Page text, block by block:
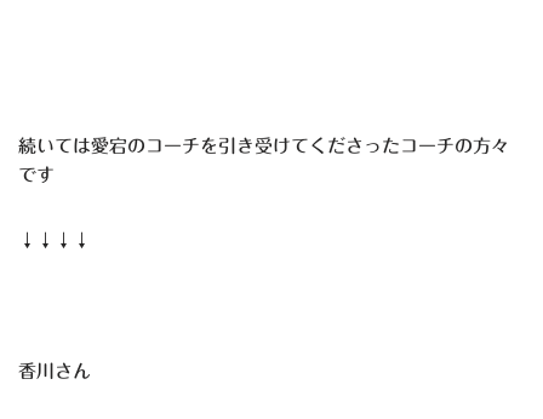
続いては愛宕のコーチを引き受けてくださったコーチの方々
です
↓↓↓↓
香川さん